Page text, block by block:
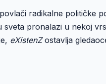
radikalne političke
pronalazi u nekoj
eXistenZostavlja